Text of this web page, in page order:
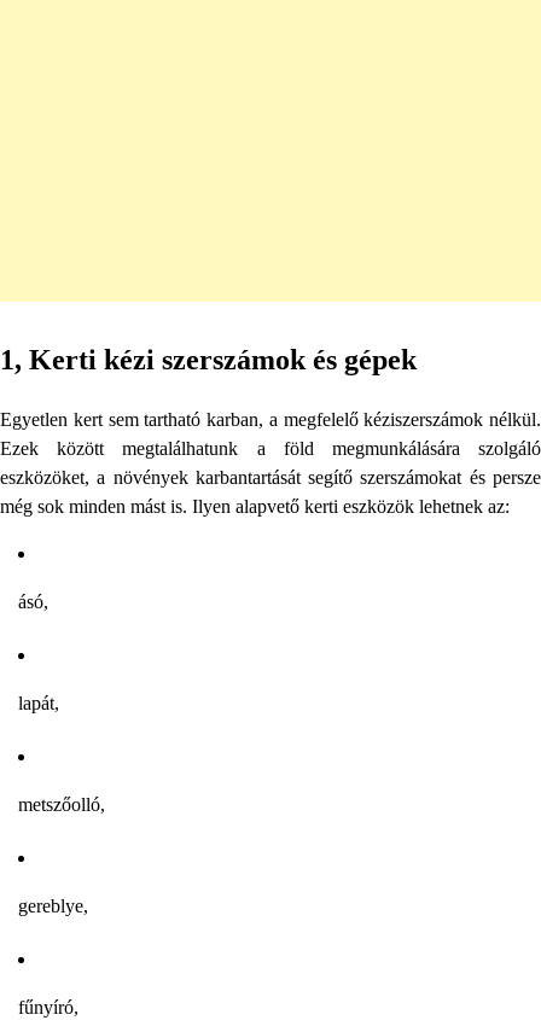
1, Kerti kézi szerszámok és gépek
Egyetlen kert sem tartható karban, a megfelelő kéziszerszámok nélkül.
Ezek között megtalálhatunk a föld megmunkálására szolgáló
eszközöket, a növények karbantartását segítő szerszámokat és persze
még sok minden mást is. Ilyen alapvető kerti eszközök lehetnek az:
ásó,
lapát,
metszőolló,
gereblye,
fűnyíró,